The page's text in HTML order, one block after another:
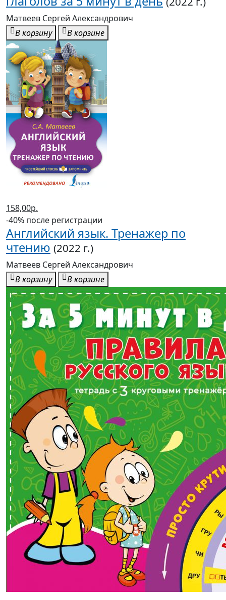
Матвеев Сергей Александрович
В корзину
В корзине
158,00р.
-40% после регистрации
Английский язык. Тренажер по
чтению (2022 г.)
Матвеев Сергей Александрович
В корзину
В корзине